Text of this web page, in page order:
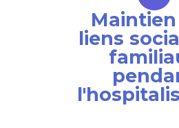
liens